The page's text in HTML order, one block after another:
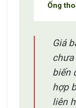
Ống
Giá
biến
hợp
liên